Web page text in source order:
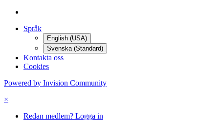
Språk
English (USA)
Svenska (Standard)
Kontakta oss
Cookies
Powered by Invision Community
×
Redan medlem? Logga in